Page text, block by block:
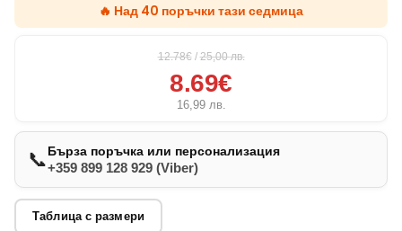
🔥 Над 40 поръчки тази седмица
12.78€ / 25,00лв.
8.69€
16,99 лв.
📞Бърза поръчка или персонализация
+359 899 128 929 (Viber)
Таблица с размери